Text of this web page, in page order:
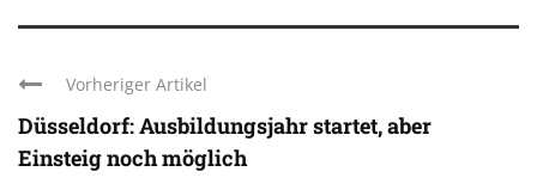
Vorheriger Artikel
Düsseldorf: Ausbildungsjahr startet, aber
Einsteig noch möglich